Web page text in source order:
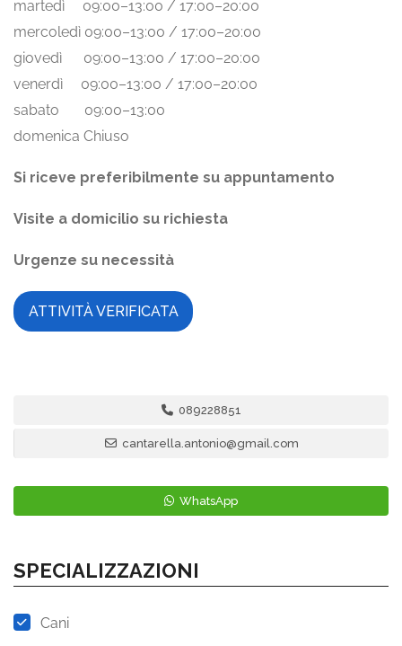
martedì 09:00–13:00 / 17:00–20:00
mercoledì 09:00–13:00 / 17:00–20:00
giovedì 09:00–13:00 / 17:00–20:00
venerdì 09:00–13:00 / 17:00–20:00
sabato 09:00–13:00
domenica Chiuso
Si riceve preferibilmente su appuntamento
Visite a domicilio su richiesta
Urgenze su necessità
ATTIVITÀ VERIFICATA
089228851
cantarella.antonio@gmail.com
WhatsApp
SPECIALIZZAZIONI
Cani